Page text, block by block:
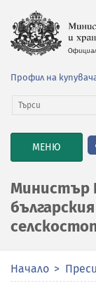
Профил на
TOGGLE
NAVIGATION
МЕНЮ
Министър
Начало